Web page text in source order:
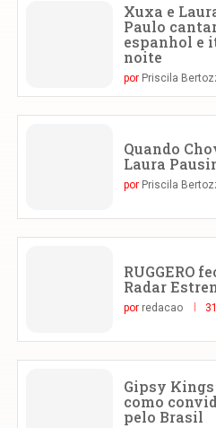
Xuxa e
Paulo
espanhol e
noite
por Priscila
Quando
Laura
por Priscila
RUGGERO
Radar
por redacao
Gipsy
como
pelo Brasil